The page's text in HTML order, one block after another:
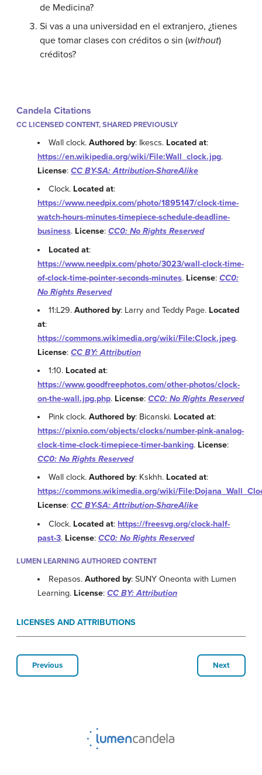
de Medicina?
Si vas a una universidad en el extranjero, ¿tienes
que tomar clases con créditos o sin (without)
créditos?
Candela Citations
CC LICENSED CONTENT, SHARED PREVIOUSLY
Wall clock.Authored by: Ikescs. Located at:
https://en.wikipedia.org/wiki/File:Wall_clock.jpg.
License: CC BY-SA: Attribution-ShareAlike
Clock. Located at:
https://www.needpix.com/photo/1895147/clock-time-
watch-hours-minutes-timepiece-schedule-deadline-
business. License: CC0: No Rights Reserved
Located at:
https://www.needpix.com/photo/3023/wall-clock-time-
of-clock-time-pointer-seconds-minutes. License: CC0:
No Rights Reserved
11:L29.Authored by: Larry and Teddy Page. Located
at:
https://commons.wikimedia.org/wiki/File:Clock.jpeg.
License: CC BY: Attribution
1:10. Located at:
https://www.goodfreephotos.com/other-photos/clock-
on-the-wall.jpg.php. License: CC0: No Rights Reserved
Pink clock.Authored by: Bicanski. Located at:
https://pixnio.com/objects/clocks/number-pink-analog-
clock-time-clock-timepiece-timer-banking. License:
CC0: No Rights Reserved
Wall clock.Authored by: Kskhh. Located at:
https://commons.wikimedia.org/wiki/
License: CC BY-SA: Attribution-ShareAlike
Clock. Located at: https://freesvg.org/clock-half-
past-3. License: CC0: No Rights Reserved
LUMEN LEARNING AUTHORED CONTENT
Repasos.Authored by: SUNY Oneonta with Lumen
Learning. License: CC BY: Attribution
LICENSES AND ATTRIBUTIONS
Previous Next